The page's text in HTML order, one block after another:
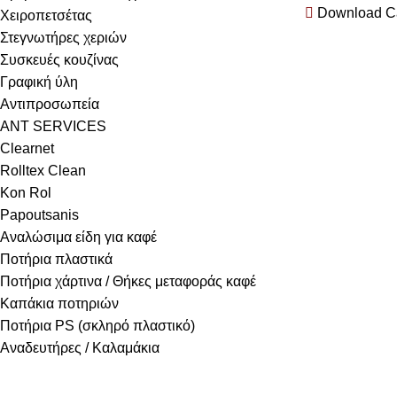
Χειροπετσέτας
Στεγνωτήρες χεριών
Συσκευές κουζίνας
Γραφική ύλη
Αντιπροσωπεία
ANT SERVICES
Clearnet
Rolltex Clean
Kon Rol
Papoutsanis
Αναλώσιμα είδη για καφέ
Ποτήρια πλαστικά
Ποτήρια χάρτινα / Θήκες μεταφοράς καφέ
Καπάκια ποτηριών
Ποτήρια PS (σκληρό πλαστικό)
Αναδευτήρες / Καλαμάκια
Download